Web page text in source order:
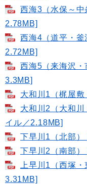
西海3（水保～
2.78MB]
西海4（道平・
2.72MB]
西海5（来海沢
3.3MB]
大和川1（梶屋
大和川2（大和
イル／2.18MB]
下早川1（北部
下早川2（南部
上早川1（西塚
3.31MB]